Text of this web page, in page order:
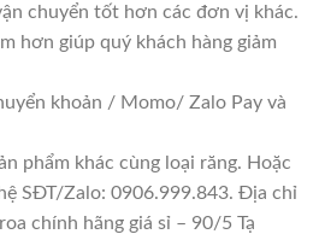
chuyển tốt hơn các đơn vị khác.
hơn giúp quý khách hàng giảm
khoản / Momo/ Zalo Pay và
phẩm khác cùng loại răng. Hoặc
SĐT/Zalo: 0906.999.843. Địa chỉ
chính hãng giá sỉ – 90/5 Tạ